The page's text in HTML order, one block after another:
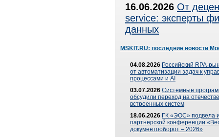
16.06.2026 От
service: эксперты
данных
MSKIT.RU: последние новости
04.08.2026 Российский RPA-
от автоматизации задач к
процессами и AI
03.07.2026 Системные
обсудили переход на
встроенных систем
18.06.2026 ГК «ЭОС» подвела
партнерской конференции
документооборот – 2026»